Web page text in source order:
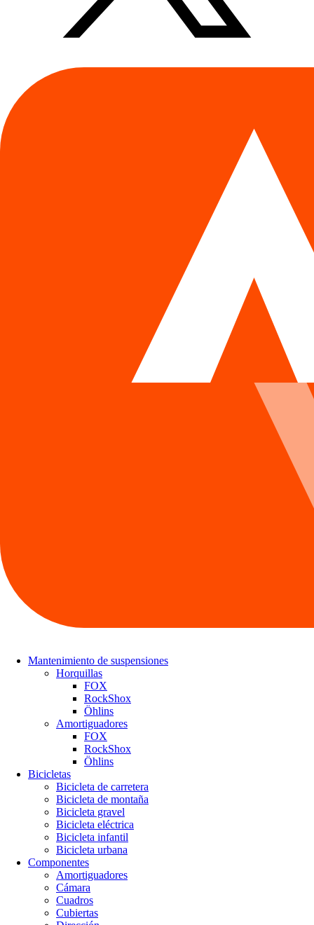
Mantenimiento de suspensiones
Horquillas
FOX
RockShox
Öhlins
Amortiguadores
FOX
RockShox
Öhlins
Bicicletas
Bicicleta de carretera
Bicicleta de montaña
Bicicleta gravel
Bicicleta eléctrica
Bicicleta infantil
Bicicleta urbana
Componentes
Amortiguadores
Cámara
Cuadros
Cubiertas